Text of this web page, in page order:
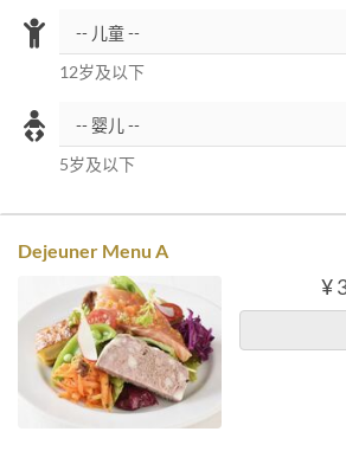
12岁及以下
5岁及以下
Dejeuner Menu A
¥